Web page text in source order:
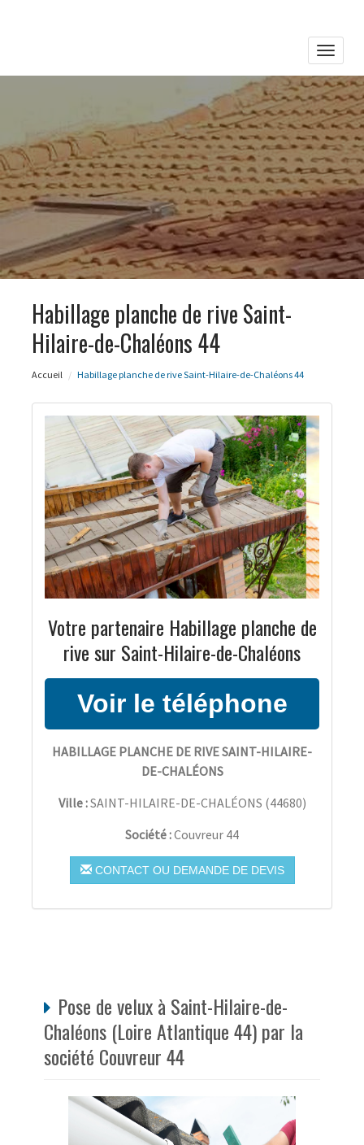
Toggle
Habillage planche de rive Saint-
Hilaire-de-Chaléons 44
Accueil Habillage planche de rive Saint-Hilaire-de-Chaléons 44
Votre partenaire Habillage planche de
rive sur Saint-Hilaire-de-Chaléons
HABILLAGE PLANCHE DE RIVE SAINT-HILAIRE-
DE-CHALÉONS
Ville :SAINT-HILAIRE-DE-CHALÉONS (44680)
Société :Couvreur 44
CONTACT OU DEMANDE DE DEVIS
Pose de velux à Saint-Hilaire-de-
Chaléons (Loire Atlantique 44) par la
société Couvreur 44